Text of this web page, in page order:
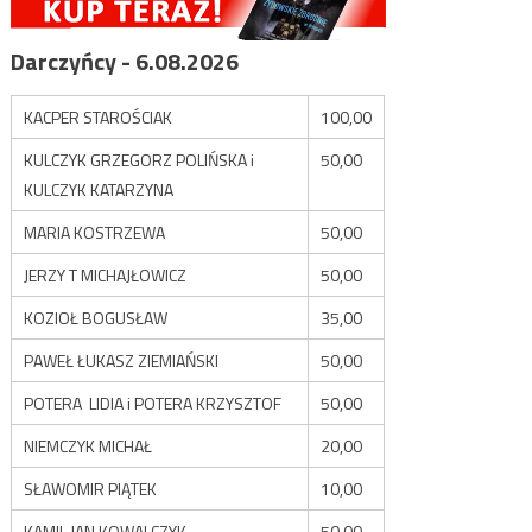
Darczyńcy - 6.08.2026
KACPER STAROŚCIAK
100,00
KULCZYK GRZEGORZ POLIŃSKA i
KULCZYK KATARZYNA
50,00
MARIA KOSTRZEWA
50,00
JERZY T MICHAJŁOWICZ
50,00
KOZIOŁ BOGUSŁAW
35,00
PAWEŁ ŁUKASZ ZIEMIAŃSKI
50,00
POTERA LIDIA i POTERA KRZYSZTOF
50,00
NIEMCZYK MICHAŁ
20,00
SŁAWOMIR PIĄTEK
10,00